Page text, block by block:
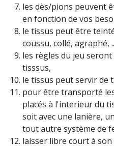
les dès/pions peuvent
en fonction de vos
le tissus peut être
coussu, collé, agraphé,
les règles du jeu
tisssus,
le tissus peut servir de
pour être transporté
placés à l'interieur du
soit avec une lanière,
tout autre système de
laisser libre court à